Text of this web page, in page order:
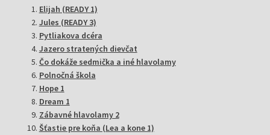
Elijah (READY 1)
Jules (READY 3)
Pytliakova dcéra
Jazero stratených dievčat
Čo dokáže sedmička a iné hlavolamy
Polnočná škola
Hope 1
Dream 1
Zábavné hlavolamy 2
Šťastie pre koňa (Lea a kone 1)